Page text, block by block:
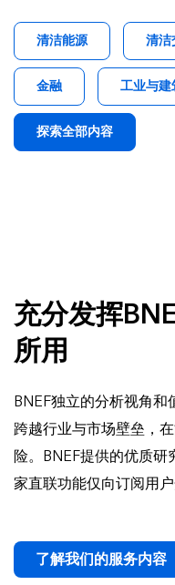
清洁能源 清洁
金融 工业与建
探索全部内容
充分发挥
所用
BNEF独立的分析视角
跨越行业与市场壁垒，
险。BNEF提供的优质
家直联功能仅向订阅用户
了解我们的服务内容